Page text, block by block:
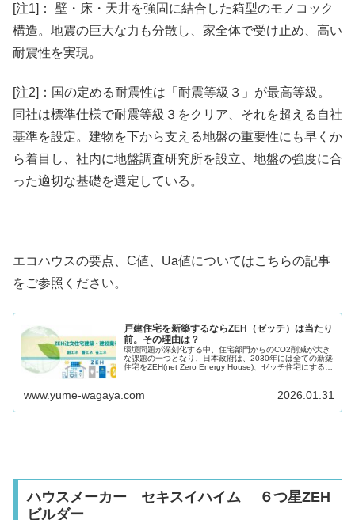
[注1]： 壁・床・天井を強固に結合した箱型のモノコック
構造。地震の巨大な力も分散し、家全体で受け止め、高い
耐震性を実現。
[注2]：国の定める耐震性は「耐震等級３」が最高等級。
同社は標準仕様で耐震等級３をクリア、それを超える 自社
基準を設定。建物を下から支える地盤の重要性にも早くか
ら着目し、社内に地盤調査研究所を設立、 地盤の強度に合
った適切な基礎を選定している。
エコハウスの要点、C値、Ua値についてはこちらの記事
をご参照ください。
戸建住宅を新築するならZEH（ゼッチ）は当たり
前。その理由は？
環境問題が深刻化する中、住宅部門からのCO2削減が大き
な課題の一つとなり、日本政府は、2030年には全ての新築
住宅をZEH(net Zero Energy House)、ゼッチ住宅にすると
www.yume-wagaya.com 2026.01.31
ハウスメーカー セキスイハイム ６つ星ZEH
ビルダー